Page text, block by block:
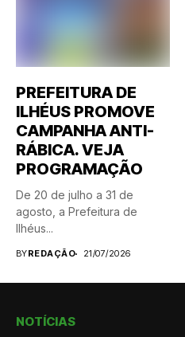
PREFEITURA DE
ILHÉUS PROMOVE
CAMPANHA ANTI-
RÁBICA. VEJA
PROGRAMAÇÃO
De 20 de julho a 31 de
agosto, a Prefeitura de
Ilhéus...
BYREDAÇÃO 21/07/2026
NOTÍCIAS